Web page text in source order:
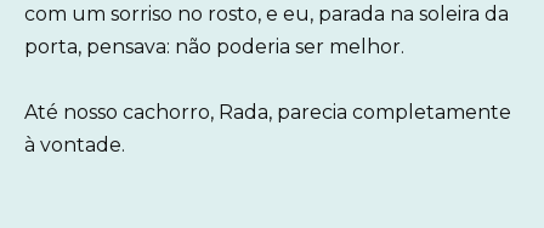
com um sorriso no rosto, e eu, parada na soleira da
porta, pensava: não poderia ser melhor.
Até nosso cachorro, Rada, parecia completamente
à vontade.